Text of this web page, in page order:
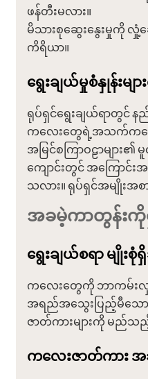
ဖန်တီးမလား။
မိသားစုဆွေးနွေးမှုကို လှုံ့
ကိရိယာ။
ရွေးချယ်မှုစံနှုန်းမ
ရုပ်ရှင်ရွေးချယ်ရာတွင် န
ကလေးတွေရဲ့အသက်ကရော
အမြင်စကြာဝဠာများ၏
ကျောင်းတွင် အကြောင်းအ
သလား။ ရုပ်ရှင်အမျိုးအစာ
အခမဲ့ကာတွန်းကိုရှ
ရွေးချယ်စရာ မျိုး
ကလေးတွေကို ဘာကမ်းလှ
အရည်အသွေးပြည့်မီသော
ဇာတ်ကားများကို မည်သ
ကလေးဇာတ်ကား